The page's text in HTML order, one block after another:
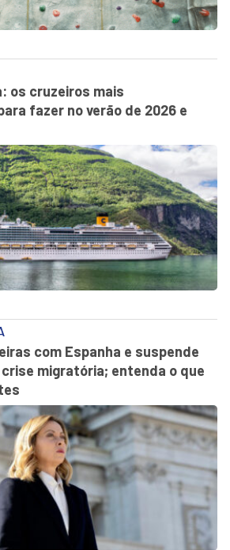
os cruzeiros mais
fazer no verão de 2026 e
com Espanha e suspende
migratória; entenda o que